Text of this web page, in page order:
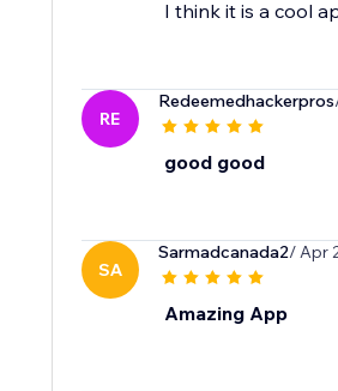
I think it is a cool
RE
Redeemedhackerpros
good good
SA
Sarmadcanada2/ Apr
Amazing App